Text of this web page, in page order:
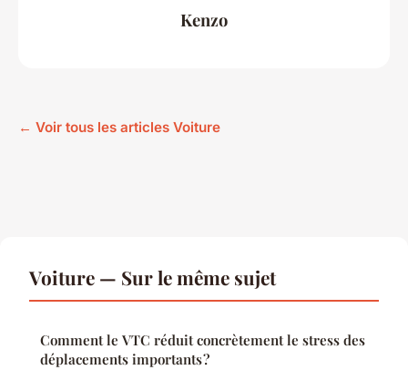
Kenzo
← Voir tous les articles Voiture
Voiture — Sur le même sujet
Comment le VTC réduit concrètement le stress des
déplacements importants ?